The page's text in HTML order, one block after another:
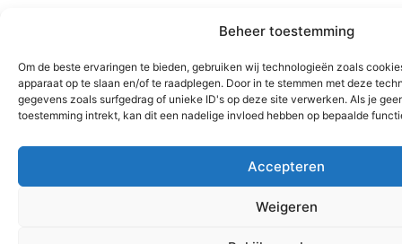
Beheer toestemming
Om de beste ervaringen te bieden, gebruiken wij technologieën zoals
apparaat op te slaan en/of te raadplegen. Door in te stemmen met deze
gegevens zoals surfgedrag of unieke ID's op deze site verwerken. Als je
toestemming intrekt, kan dit een nadelige invloed hebben op bepaalde
Accepteren
Weigeren